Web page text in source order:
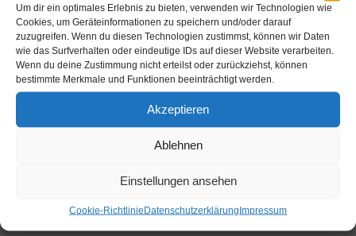
Um dir ein optimales Erlebnis zu bieten, verwenden wir Technologien wie
Cookies, um Geräteinformationen zu speichern und/oder darauf
zuzugreifen. Wenn du diesen Technologien zustimmst, können wir Daten
wie das Surfverhalten oder eindeutige IDs auf dieser Website verarbeiten.
Wenn du deine Zustimmung nicht erteilst oder zurückziehst, können
bestimmte Merkmale und Funktionen beeinträchtigt werden.
Akzeptieren
Ablehnen
Einstellungen ansehen
Cookie-RichtlinieDatenschutzerklärungImpressum
Werbung
Kategorie: Waschmaschine Produkte